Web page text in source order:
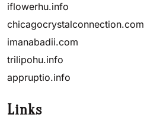
iflowerhu.info
chicagocrystalconnection.com
imanabadii.com
trilipohu.info
appruptio.info
Links